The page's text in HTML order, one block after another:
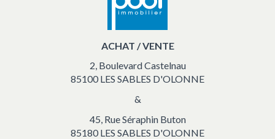
ACHAT / VENTE
2, Boulevard Castelnau
85100 LES SABLES D'OLONNE
&
45, Rue Séraphin Buton
85180 LES SABLES D'OLONNE